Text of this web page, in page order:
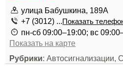
улица Бабушкина, 189А
+7 (3012) ...Показать
пн-сб 09:00–19:00; вс
Показать на карте
Рубрики: Автосигнализации,